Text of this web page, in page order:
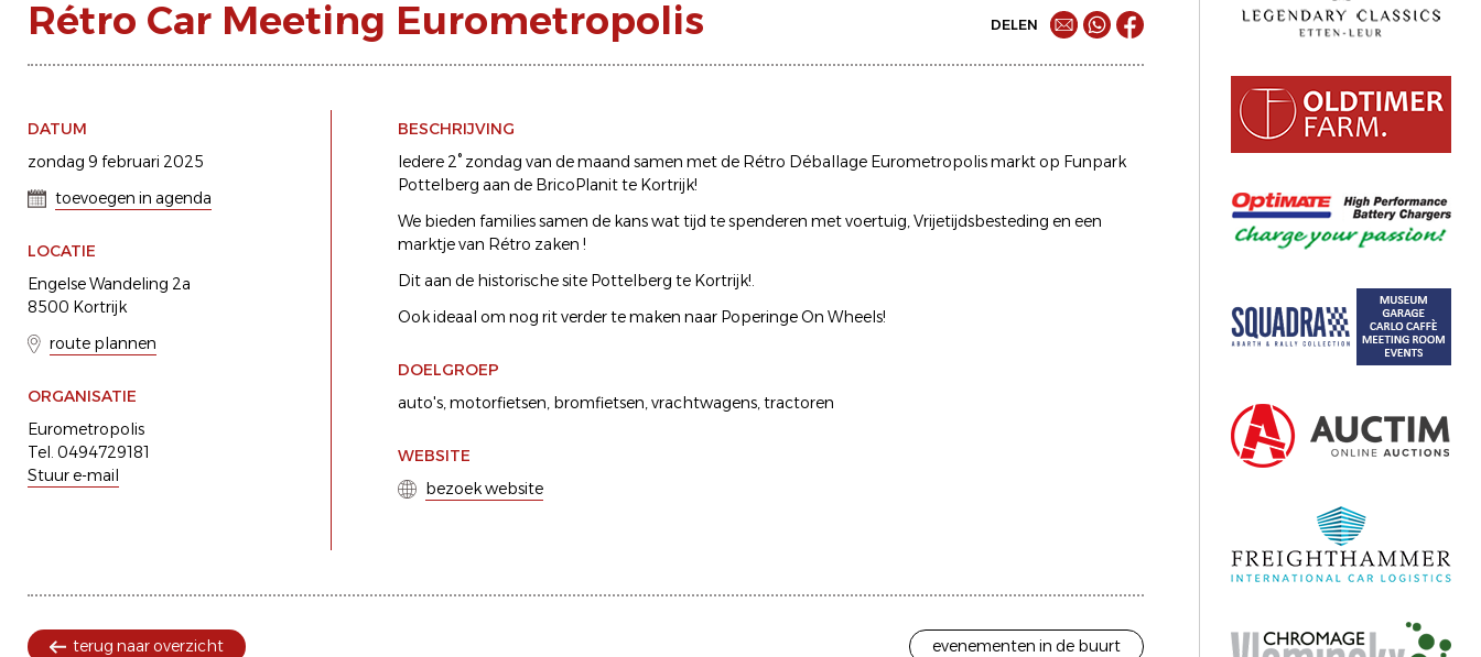
Rétro Car Meeting Eurometropolis DELEN
DATUM
zondag 9 februari 2025
toevoegen in agenda
LOCATIE
Engelse Wandeling 2a
8500 Kortrijk
route plannen
ORGANISATIE
Eurometropolis
Tel. 0494729181
Stuur e-mail
BESCHRIJVING
Iedere 2° zondag van de maand samen met de Rétro Déballage Eurometropolis markt op Funpark
Pottelberg aan de BricoPlanit te Kortrijk!
We bieden families samen de kans wat tijd te spenderen met voertuig, Vrijetijdsbesteding en een
marktje van Rétro zaken !
Dit aan de historische site Pottelberg te Kortrijk!.
Ook ideaal om nog rit verder te maken naar Poperinge On Wheels!
DOELGROEP
auto's motorfietsen bromfietsen vrachtwagens tractoren
WEBSITE
bezoek website
terug naar overzicht evenementen in de buurt